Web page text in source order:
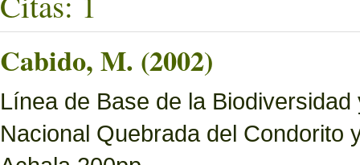
Cabido, M. (2002)
Línea de Base de la
Nacional Quebrada del Condorito